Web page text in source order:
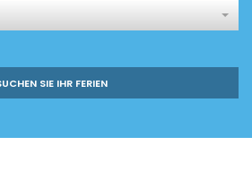
SIE IHR FERIEN